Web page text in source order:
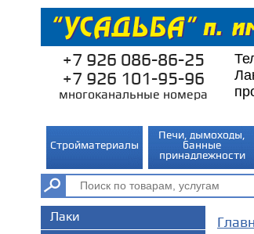
+7 926 086-86-25
+7 926 101-95-96
многоканальные номера
Стройматериалы
Печи, дымоходы,
банные
принадлежности
Лаки